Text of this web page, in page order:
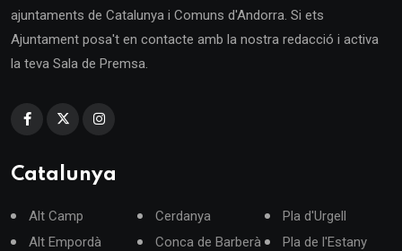
ajuntaments de Catalunya i Comuns d'Andorra. Si ets
Ajuntament posa't en contacte amb la nostra redacció i activa
la teva Sala de Premsa.
Catalunya
Alt Camp
Alt Empordà
Cerdanya
Conca de Barberà
Pla d'Urgell
Pla de l'Estany